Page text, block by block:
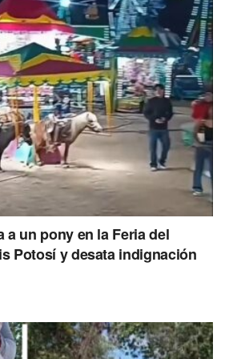
con Arturo Beltrán Leyva, ya que
Cañedo Zavaleta aseguró
a un pony en la Feria del
Potosí y desata indignación